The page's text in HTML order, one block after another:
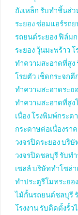
ถังเหล็ก รับทำชิ้นส่ว
ระยองซ่อมแอร์รถย
รถยนต์ระยอง ฟิล์ม
ระยอง วุ้นมะพร้าว โ
ทำความสะอาดที่สูง
โรยตัว เช็ดกระจกตึ
ทำความสะอาดระย
ทำความสะอาดที่สูง
เนื่อง โรงพิมพ์กระด
กระดาษต่อเนื่องรา
วงจรปิดระยองบริษั
วงจรปิดชลบุรี รับท
เซลล์ บริษัททำโซล่า
ทำประตูรีโมทระยอง
ไม้กั้นรถยนต์ชลบุรี
โรงงาน รับติดตั้งรั้ว